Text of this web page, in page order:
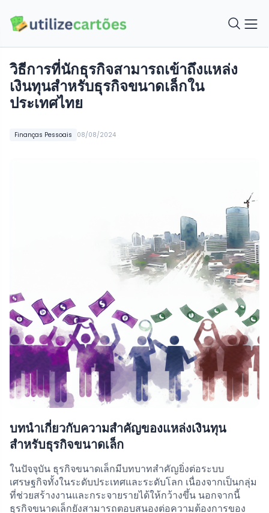
Finanças Pessoais 08/08/2024
วิธีการที่นักธุรกิจสามารถเข้าถึงแหล่ง
เงินทุนสำหรับธุรกิจขนาดเล็กใน
ประเทศไทย
บทนำเกี่ยวกับความสำคัญของแหล่งเงินทุน
สำหรับธุรกิจขนาดเล็ก
ในปัจจุบัน ธุรกิจขนาดเล็กมีบทบาทสำคัญยิ่งต่อระบบ
เศรษฐกิจทั้งในระดับประเทศและระดับโลก เนื่องจากเป็นกลุ่ม
ที่ช่วยสร้างงานและกระจายรายได้ให้กว้างขึ้น นอกจากนี้
ธุรกิจขนาดเล็กยังสามารถตอบสนองต่อความต้องการของ